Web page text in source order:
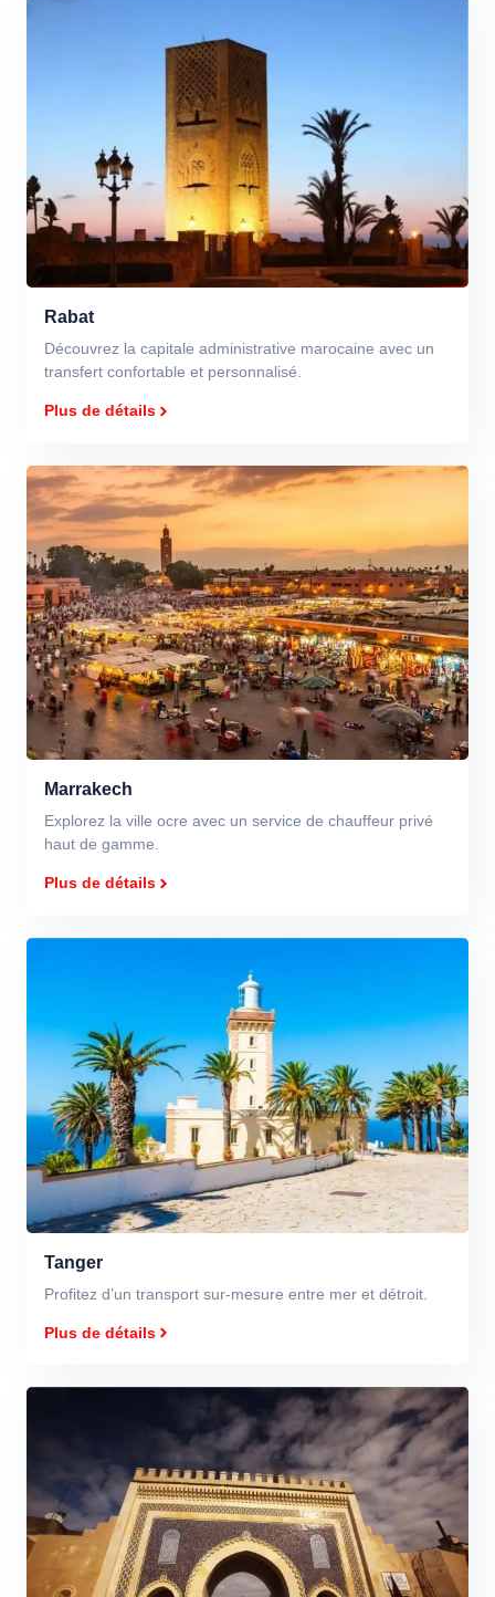
Rabat
Découvrez la capitale administrative marocaine avec un
transfert confortable et personnalisé.
Plus de détails
Marrakech
Explorez la ville ocre avec un service de chauffeur privé
haut de gamme.
Plus de détails
Tanger
Profitez d’un transport sur-mesure entre mer et détroit.
Plus de détails